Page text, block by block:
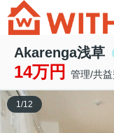
Akarenga浅草
14万円 管理/共
1/12